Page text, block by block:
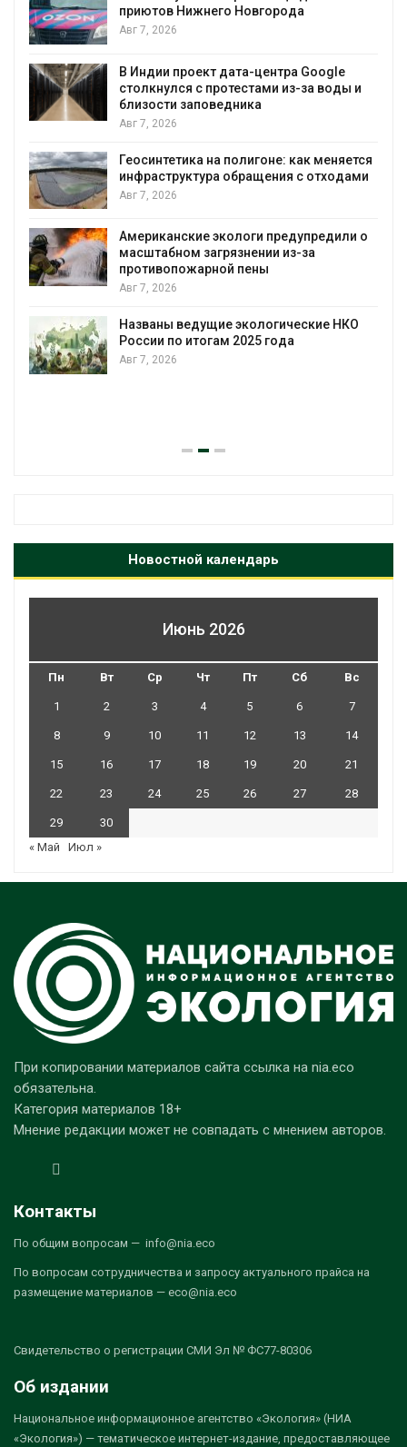
приютов Нижнего Новгорода
Авг 7, 2026
В Индии проект дата-центра Google
столкнулся с протестами из-за воды и
близости заповедника
Авг 7, 2026
Геосинтетика на полигоне: как меняется
инфраструктура обращения с отходами
Авг 7, 2026
Американские экологи предупредили о
масштабном загрязнении из-за
противопожарной пены
Авг 7, 2026
Названы ведущие экологические НКО
России по итогам 2025 года
Авг 7, 2026
Авг 7, 2026
Новостной календарь
Июнь 2026
Пн Вт Ср Чт Пт Сб Вс
1 2 3 4 5 6 7
8 9 10 11 12 13 14
15 16 17 18 19 20 21
22 23 24 25 26 27 28
29
30
« Май
Июл »
При копировании материалов сайта ссылка на nia.eco
обязательна.
Категория материалов 18+
Мнение редакции может не совпадать с мнением авторов.
Контакты
По общим вопросам — info@nia.eco
По вопросам сотрудничества и запросу актуального прайса на
размещение материалов — eco@nia.eco
Свидетельство о регистрации СМИ Эл № ФС77-80306
Об издании
Национальное информационное агентство «Экология» (НИА
«Экология») — тематическое интернет-издание, предоставляющее